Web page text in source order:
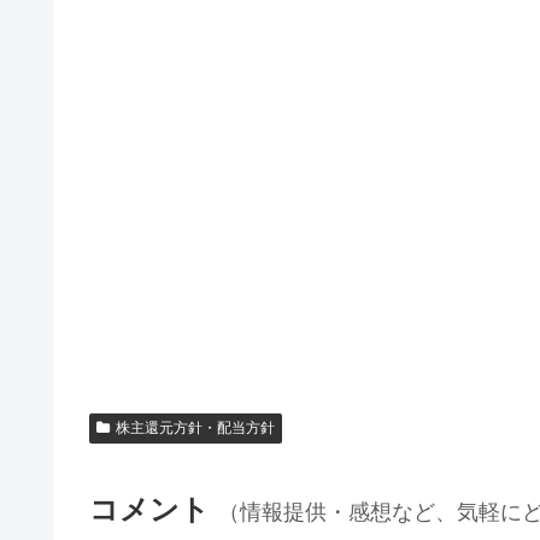
株主還元方針・配当方針
コメント （情報提供・感想など、気軽に